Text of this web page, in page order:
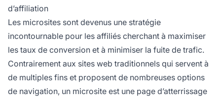
d’affiliation
Les microsites sont devenus une stratégie
incontournable pour les affiliés cherchant à maximiser
les taux de conversion et à minimiser la fuite de trafic.
Contrairement aux sites web traditionnels qui servent à
de multiples fins et proposent de nombreuses options
de navigation, un microsite est une page d’atterrissage